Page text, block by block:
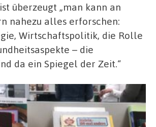
überzeugt „man kann an
nahezu alles erforschen:
Wirtschaftspolitik, die Rolle
– die
da ein Spiegel der Zeit.“